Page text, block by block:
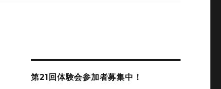
第21回体験会参加者募集中！